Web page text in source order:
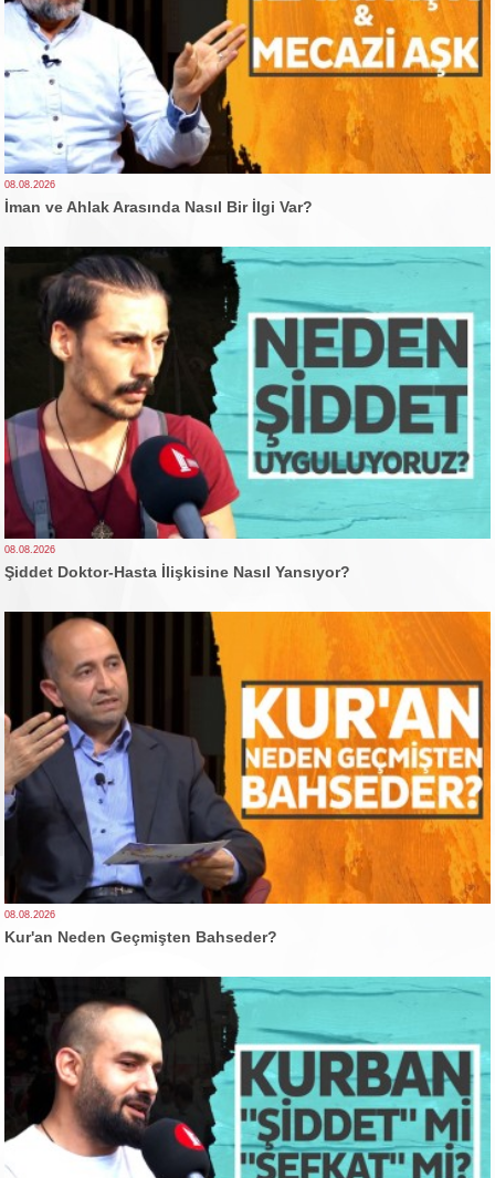
08.08.2026
İman ve Ahlak Arasında Nasıl Bir İlgi Var?
08.08.2026
Şiddet Doktor-Hasta İlişkisine Nasıl Yansıyor?
08.08.2026
Kur'an Neden Geçmişten Bahseder?